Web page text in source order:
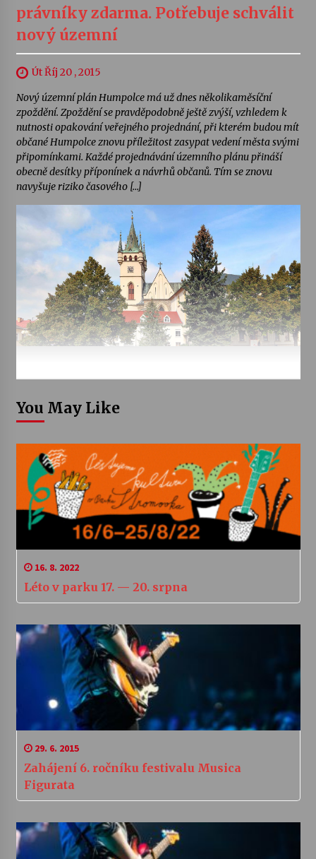
právníky zdarma. Potřebuje schválit
nový územní
Út Říj 20 , 2015
Nový územní plán Humpolce má už dnes několikaměsíční
zpoždění. Zpoždění se pravděpodobně ještě zvýší, vzhledem k
nutnosti opakování veřejného projednání, při kterém budou mít
občané Humpolce znovu příležitost zasypat vedení města svými
připomínkami. Každé projednávání územního plánu přináší
obecně desítky příponínek a návrhů občanů. Tím se znovu
navyšuje riziko časového […]
You May Like
16. 8. 2022
Léto v parku 17. — 20. srpna
29. 6. 2015
Zahájení 6. ročníku festivalu Musica
Figurata